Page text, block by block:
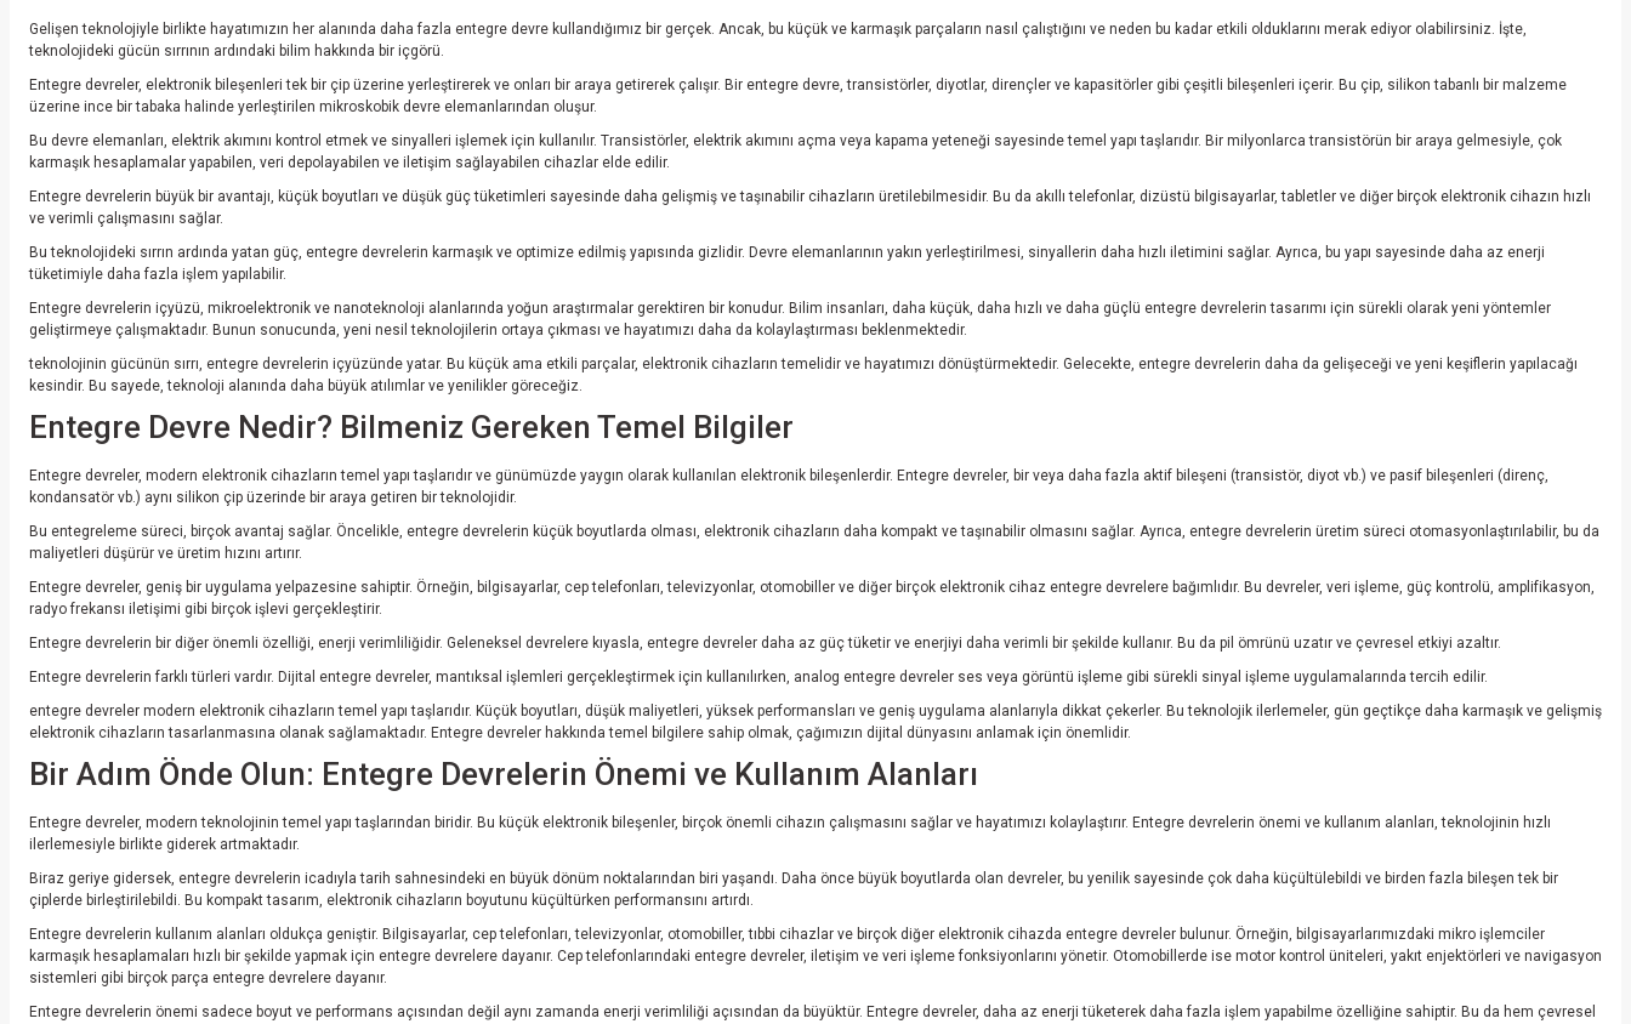
Gelişen teknolojiyle birlikte hayatımızın her alanında daha fazla entegre devre kullandığımız bir gerçek. Ancak, bu küçük ve karmaşık parçaların nasıl çalıştığını ve neden bu kadar etkili olduklarını merak ediyor olabilirsiniz. İşte,
teknolojideki gücün sırrının ardındaki bilim hakkında bir içgörü.
Entegre devreler, elektronik bileşenleri tek bir çip üzerine yerleştirerek ve onları bir araya getirerek çalışır. Bir entegre devre, transistörler, diyotlar, dirençler ve kapasitörler gibi çeşitli bileşenleri içerir. Bu çip, silikon tabanlı bir malzeme
üzerine ince bir tabaka halinde yerleştirilen mikroskobik devre elemanlarından oluşur.
Bu devre elemanları, elektrik akımını kontrol etmek ve sinyalleri işlemek için kullanılır. Transistörler, elektrik akımını açma veya kapama yeteneği sayesinde temel yapı taşlarıdır. Bir milyonlarca transistörün bir araya gelmesiyle, çok
karmaşık hesaplamalar yapabilen, veri depolayabilen ve iletişim sağlayabilen cihazlar elde edilir.
Entegre devrelerin büyük bir avantajı, küçük boyutları ve düşük güç tüketimleri sayesinde daha gelişmiş ve taşınabilir cihazların üretilebilmesidir. Bu da akıllı telefonlar, dizüstü bilgisayarlar, tabletler ve diğer birçok elektronik cihazın hızlı
ve verimli çalışmasını sağlar.
Bu teknolojideki sırrın ardında yatan güç, entegre devrelerin karmaşık ve optimize edilmiş yapısında gizlidir. Devre elemanlarının yakın yerleştirilmesi, sinyallerin daha hızlı iletimini sağlar. Ayrıca, bu yapı sayesinde daha az enerji
tüketimiyle daha fazla işlem yapılabilir.
Entegre devrelerin içyüzü, mikroelektronik ve nanoteknoloji alanlarında yoğun araştırmalar gerektiren bir konudur. Bilim insanları, daha küçük, daha hızlı ve daha güçlü entegre devrelerin tasarımı için sürekli olarak yeni yöntemler
geliştirmeye çalışmaktadır. Bunun sonucunda, yeni nesil teknolojilerin ortaya çıkması ve hayatımızı daha da kolaylaştırması beklenmektedir.
teknolojinin gücünün sırrı, entegre devrelerin içyüzünde yatar. Bu küçük ama etkili parçalar, elektronik cihazların temelidir ve hayatımızı dönüştürmektedir. Gelecekte, entegre devrelerin daha da gelişeceği ve yeni keşiflerin yapılacağı
kesindir. Bu sayede, teknoloji alanında daha büyük atılımlar ve yenilikler göreceğiz.
Entegre Devre Nedir? Bilmeniz Gereken Temel Bilgiler
Entegre devreler, modern elektronik cihazların temel yapı taşlarıdır ve günümüzde yaygın olarak kullanılan elektronik bileşenlerdir. Entegre devreler, bir veya daha fazla aktif bileşeni (transistör, diyot vb.) ve pasif bileşenleri (direnç,
kondansatör vb.) aynı silikon çip üzerinde bir araya getiren bir teknolojidir.
Bu entegreleme süreci, birçok avantaj sağlar. Öncelikle, entegre devrelerin küçük boyutlarda olması, elektronik cihazların daha kompakt ve taşınabilir olmasını sağlar. Ayrıca, entegre devrelerin üretim süreci otomasyonlaştırılabilir, bu da
maliyetleri düşürür ve üretim hızını artırır.
Entegre devreler, geniş bir uygulama yelpazesine sahiptir. Örneğin, bilgisayarlar, cep telefonları, televizyonlar, otomobiller ve diğer birçok elektronik cihaz entegre devrelere bağımlıdır. Bu devreler, veri işleme, güç kontrolü, amplifikasyon,
radyo frekansı iletişimi gibi birçok işlevi gerçekleştirir.
Entegre devrelerin bir diğer önemli özelliği, enerji verimliliğidir. Geleneksel devrelere kıyasla, entegre devreler daha az güç tüketir ve enerjiyi daha verimli bir şekilde kullanır. Bu da pil ömrünü uzatır ve çevresel etkiyi azaltır.
Entegre devrelerin farklı türleri vardır. Dijital entegre devreler, mantıksal işlemleri gerçekleştirmek için kullanılırken, analog entegre devreler ses veya görüntü işleme gibi sürekli sinyal işleme uygulamalarında tercih edilir.
entegre devreler modern elektronik cihazların temel yapı taşlarıdır. Küçük boyutları, düşük maliyetleri, yüksek performansları ve geniş uygulama alanlarıyla dikkat çekerler. Bu teknolojik ilerlemeler, gün geçtikçe daha karmaşık ve gelişmiş
elektronik cihazların tasarlanmasına olanak sağlamaktadır. Entegre devreler hakkında temel bilgilere sahip olmak, çağımızın dijital dünyasını anlamak için önemlidir.
Bir Adım Önde Olun: Entegre Devrelerin Önemi ve Kullanım Alanları
Entegre devreler, modern teknolojinin temel yapı taşlarından biridir. Bu küçük elektronik bileşenler, birçok önemli cihazın çalışmasını sağlar ve hayatımızı kolaylaştırır. Entegre devrelerin önemi ve kullanım alanları, teknolojinin hızlı
ilerlemesiyle birlikte giderek artmaktadır.
Biraz geriye gidersek, entegre devrelerin icadıyla tarih sahnesindeki en büyük dönüm noktalarından biri yaşandı. Daha önce büyük boyutlarda olan devreler, bu yenilik sayesinde çok daha küçültülebildi ve birden fazla bileşen tek bir
çiplerde birleştirilebildi. Bu kompakt tasarım, elektronik cihazların boyutunu küçültürken performansını artırdı.
Entegre devrelerin kullanım alanları oldukça geniştir. Bilgisayarlar, cep telefonları, televizyonlar, otomobiller, tıbbi cihazlar ve birçok diğer elektronik cihazda entegre devreler bulunur. Örneğin, bilgisayarlarımızdaki mikro işlemciler
karmaşık hesaplamaları hızlı bir şekilde yapmak için entegre devrelere dayanır. Cep telefonlarındaki entegre devreler, iletişim ve veri işleme fonksiyonlarını yönetir. Otomobillerde ise motor kontrol üniteleri, yakıt enjektörleri ve navigasyon
sistemleri gibi birçok parça entegre devrelere dayanır.
Entegre devrelerin önemi sadece boyut ve performans açısından değil aynı zamanda enerji verimliliği açısından da büyüktür. Entegre devreler, daha az enerji tüketerek daha fazla işlem yapabilme özelliğine sahiptir. Bu da hem çevresel